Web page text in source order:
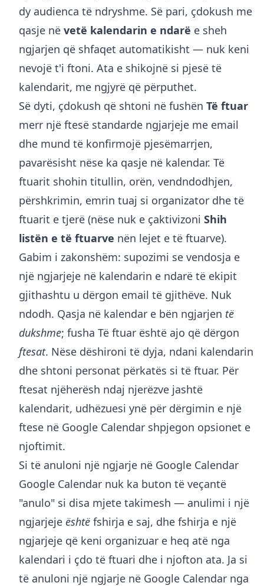
dy audienca të ndryshme. Së pari, çdokush me
qasje në vetë kalendarin e ndarë e sheh
ngjarjen që shfaqet automatikisht — nuk keni
nevojë t'i ftoni. Ata e shikojnë si pjesë të
kalendarit, me ngjyrë që përputhet.
Së dyti, çdokush që shtoni në fushën Të ftuar
merr një ftesë standarde ngjarjeje me email
dhe mund të konfirmojë pjesëmarrjen,
pavarësisht nëse ka qasje në kalendar. Të
ftuarit shohin titullin, orën, vendndodhjen,
përshkrimin, emrin tuaj si organizator dhe të
ftuarit e tjerë (nëse nuk e çaktivizoni Shih
listën e të ftuarve nën lejet e të ftuarve).
Gabim i zakonshëm: supozimi se vendosja e
një ngjarjeje në kalendarin e ndarë të ekipit
gjithashtu u dërgon email të gjithëve. Nuk
ndodh. Qasja në kalendar e bën ngjarjen të
dukshme; fusha Të ftuar është ajo që dërgon
ftesat. Nëse dëshironi të dyja, ndani kalendarin
dhe shtoni personat përkatës si të ftuar. Për
ftesat njëherësh ndaj njerëzve jashtë
kalendarit, udhëzuesi ynë për dërgimin e një
ftese në Google Calendar shpjegon opsionet e
njoftimit.
Si të anuloni një ngjarje në Google Calendar
Google Calendar nuk ka buton të veçantë
"anulo" si disa mjete takimesh — anulimi i një
ngjarjeje është fshirja e saj, dhe fshirja e një
ngjarjeje që keni organizuar e heq atë nga
kalendari i çdo të ftuari dhe i njofton ata. Ja si
të anuloni një ngjarje në Google Calendar nga